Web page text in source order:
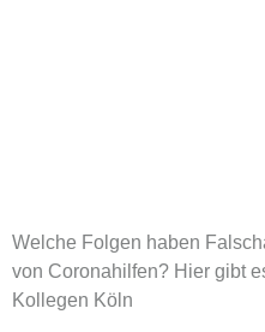
Welche Folgen haben
von Coronahilfen? Hier gibt
Kollegen Köln